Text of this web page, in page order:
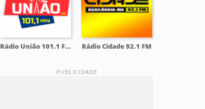
Rádio União 101.1 FM Rádio Cidade 92.1 FM